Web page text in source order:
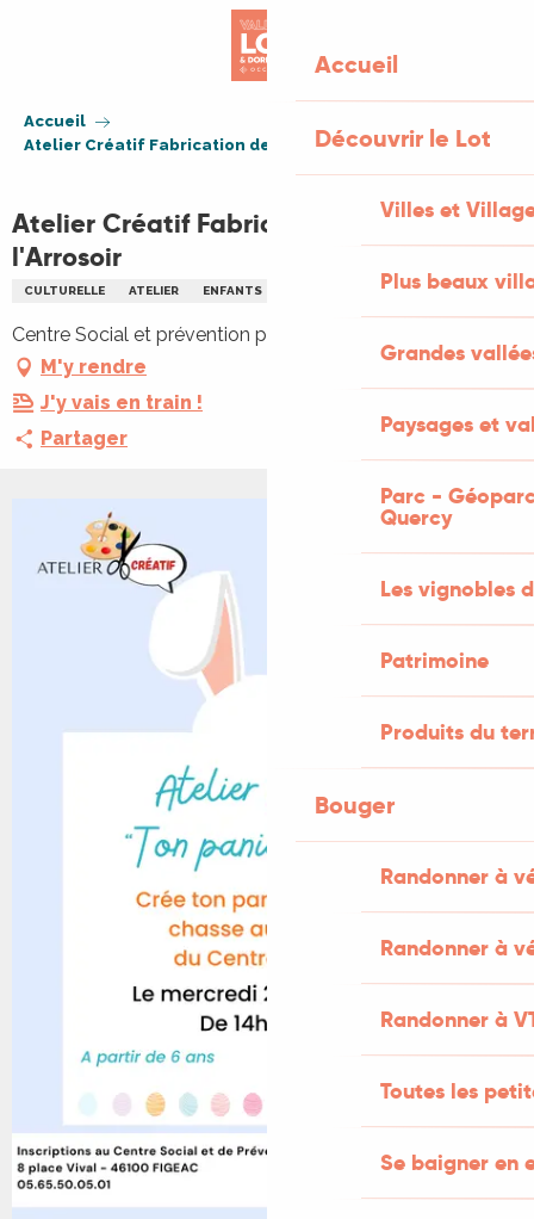
Accueil
Découvrir le Lot
Villes et
Plus beaux
Grandes
Paysages et
Parc -
Quercy
Les vignobles
Patrimoine
Produits du
Bouger
Randonner à
Randonner à
Randonner à
Toutes les
Se baigner en
Accueil
Atelier Créatif Fabrication de Jouets à l'Arrosoir
Atelier Créatif Fabrication de Jouets à
l'Arrosoir
CULTURELLE ATELIER ENFANTS
Centre Social et prévention place vival, 46100 Figeac
M'y rendre
J'y vais en train !
Partager